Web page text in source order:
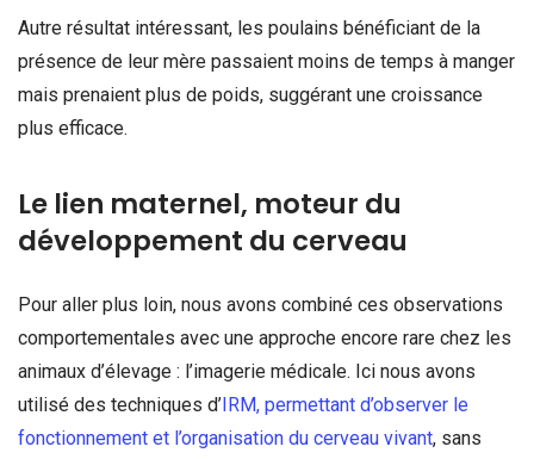
Autre résultat intéressant, les poulains bénéficiant de la
présence de leur mère passaient moins de temps à manger
mais prenaient plus de poids, suggérant une croissance
plus efficace.
Le lien maternel, moteur du
développement du cerveau
Pour aller plus loin, nous avons combiné ces observations
comportementales avec une approche encore rare chez les
animaux d’élevage : l’imagerie médicale. Ici nous avons
utilisé des techniques d’IRM, permettant d’observer le
fonctionnement et l’organisation du cerveau vivant, sans